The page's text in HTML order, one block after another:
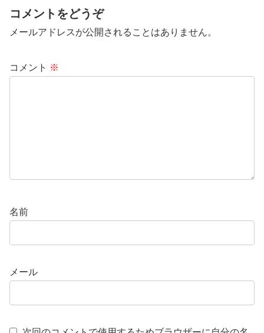
コメントをどうぞ
メールアドレスが公開されることはありません。
コメント ※
名前
メール